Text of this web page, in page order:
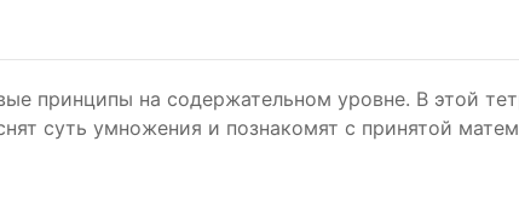
принципы на содержательном уровне. В этой
суть умножения и познакомят с принятой